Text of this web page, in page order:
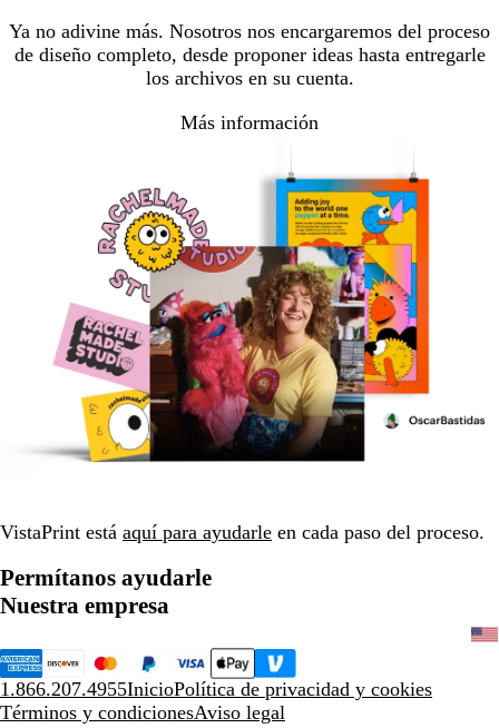
Ya no adivine más. Nosotros nos encargaremos del proceso
de diseño completo, desde proponer ideas hasta entregarle
los archivos en su cuenta.
Más información
VistaPrint está aquí para ayudarle en cada paso del proceso.
Permítanos ayudarle
Nuestra empresa
1.866.207.4955InicioPolítica de privacidad y cookies
Términos y condicionesAviso legal